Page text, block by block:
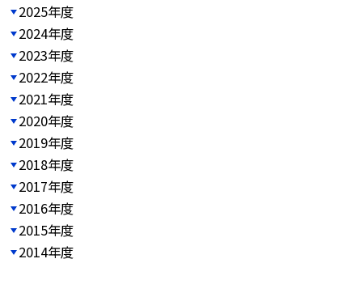
2025年度
2024年度
2023年度
2022年度
2021年度
2020年度
2019年度
2018年度
2017年度
2016年度
2015年度
2014年度